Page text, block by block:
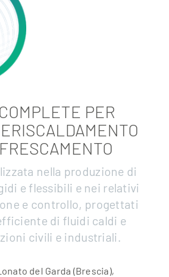
PER
nella produzione di
e flessibili e nei relativi
e controllo, progettati
di fluidi caldi e
civili e industriali.
del Garda (Brescia),